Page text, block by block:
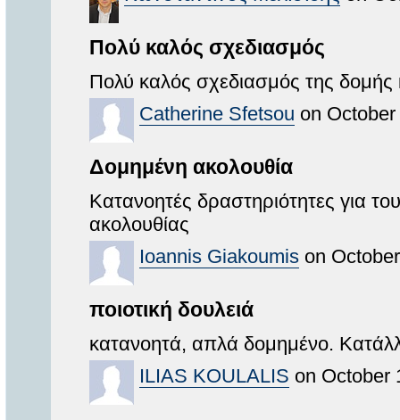
Πολύ καλός σχεδιασμός
Πολύ καλός σχεδιασμός της δομής
Catherine Sfetsou on
Δομημένη ακολουθία
Κατανοητές δραστηριότητες για
ακολουθίας
Ioannis Giakoumis on
ποιοτική δουλειά
κατανοητά, απλά δομημένο.
ILIAS KOULALIS on October